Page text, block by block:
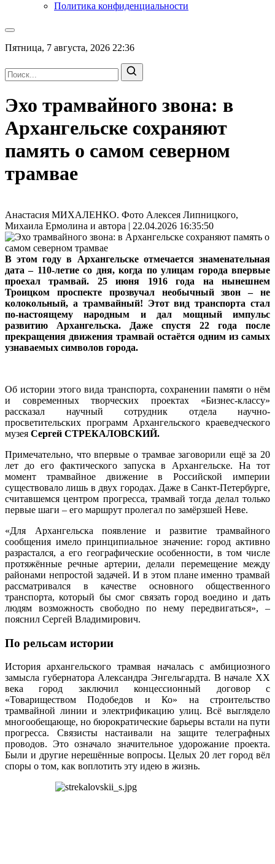
Политика конфиденциальности
Пятница, 7 августа, 2026 22:36
Эхо трамвайного звона: в
Архангельске сохраняют
память о самом северном
трамвае
Анастасия МИХАЛЕНКО. Фото Алексея Липницкого,
Михаила Ермолина и автора | 22.04.2026 16:35:50
В этом году в Архангельске отмечается знаменательная
дата – 110‑летие со дня, когда по улицам города впервые
проехал трамвай. 25 июня 1916 года на нынешнем
Троицком проспекте прозвучал необычный звон – не
колокольный, а трамвайный! Этот вид транспорта стал
по-настоящему народным и дал мощный импульс
развитию Архангельска. Даже спустя 22 года после
прекращения движения трамвай остаётся одним из самых
узнаваемых символов города.
Об истории этого вида транспорта, сохранении памяти о нём
и современных творческих проектах «Бизнес-классу»
рассказал научный сотрудник отдела научно-
просветительских программ Архангельского краеведческого
музея Сергей СТРЕКАЛОВСКИЙ.
Примечательно, что впервые о трамвае заговорили ещё за 20
лет до его фактического запуска в Архангельске. На тот
момент трамвайное движение в Российской империи
существовало лишь в двух городах. Даже в Санкт-Петербурге,
считавшемся центром прогресса, трамвай тогда делал только
первые шаги – его маршрут пролегал по замёрзшей Неве.
«Для Архангельска появление и развитие трамвайного
сообщения имело принципиальное значение: город активно
разрастался, а его географические особенности, в том числе
протяжённые речные артерии, делали перемещение между
районами непростой задачей. И в этом плане именно трамвай
рассматривался в качестве основного общественного
транспорта, который бы смог связать город воедино и дать
людям возможность свободно по нему передвигаться», –
пояснил Сергей Владимирович.
По рельсам истории
История архангельского трамвая началась с амбициозного
замысла губернатора Александра Энгельгардта. В начале XX
века город заключил концессионный договор с
«Товариществом Подобедов и Ко» на строительство
трамвайной линии и электрификацию улиц. Всё выглядело
многообещающе, но бюрократические барьеры встали на пути
прогресса. Связисты настаивали на защите телеграфных
проводов. Это означало значительное удорожание проекта.
Были и другие нерешённые вопросы. Целых 20 лет город вёл
споры о том, как воплотить эту идею в жизнь.